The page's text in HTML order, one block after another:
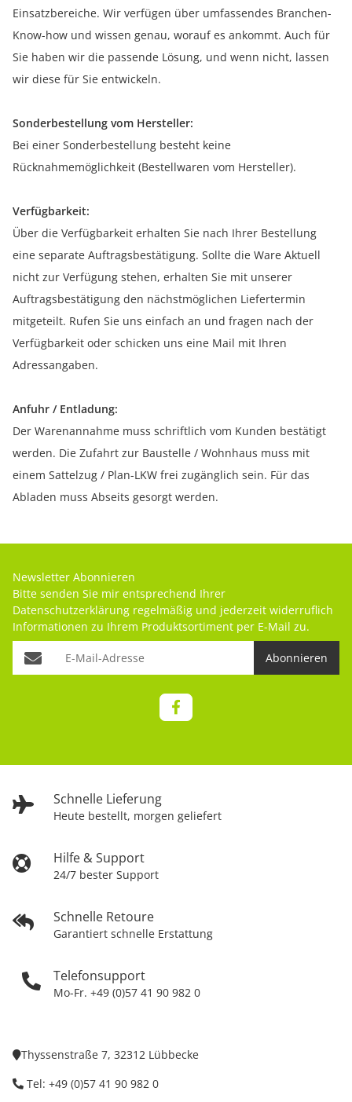
Einsatzbereiche. Wir verfügen über umfassendes Branchen-
Know-how und wissen genau, worauf es ankommt. Auch für
Sie haben wir die passende Lösung, und wenn nicht, lassen
wir diese für Sie entwickeln.
Sonderbestellung vom Hersteller:
Bei einer Sonderbestellung besteht keine
Rücknahmemöglichkeit (Bestellwaren vom Hersteller).
Verfügbarkeit:
Über die Verfügbarkeit erhalten Sie nach Ihrer Bestellung
eine separate Auftragsbestätigung. Sollte die Ware Aktuell
nicht zur Verfügung stehen, erhalten Sie mit unserer
Auftragsbestätigung den nächstmöglichen Liefertermin
mitgeteilt. Rufen Sie uns einfach an und fragen nach der
Verfügbarkeit oder schicken uns eine Mail mit Ihren
Adressangaben.
Anfuhr / Entladung:
Der Warenannahme muss schriftlich vom Kunden bestätigt
werden. Die Zufahrt zur Baustelle / Wohnhaus muss mit
einem Sattelzug / Plan-LKW frei zugänglich sein. Für das
Abladen muss Abseits gesorgt werden.
Schnelle Lieferung
Heute bestellt, morgen geliefert
Hilfe & Support
24/7 bester Support
Schnelle Retoure
Garantiert schnelle Erstattung
Telefonsupport
Mo-Fr. +49 (0)57 41 90 982 0
Newsletter Abonnieren
Bitte senden Sie mir entsprechend Ihrer
Datenschutzerklärung regelmäßig und jederzeit widerruflich
Informationen zu Ihrem Produktsortiment per E-Mail zu.
Abonnieren
Thyssenstraße 7, 32312 Lübbecke
Tel: +49 (0)57 41 90 982 0